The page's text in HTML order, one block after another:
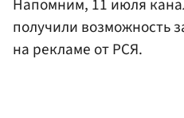
Напомним, 11 июля
получили возможность
на рекламе от РСЯ.